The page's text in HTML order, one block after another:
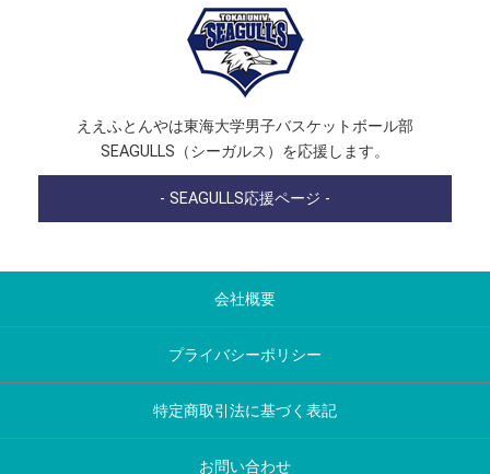
ええふとんやは東海大学男子バスケットボール部
SEAGULLS（シーガルス）を応援します。
- SEAGULLS応援ページ -
会社概要
プライバシーポリシー
特定商取引法に基づく表記
お問い合わせ